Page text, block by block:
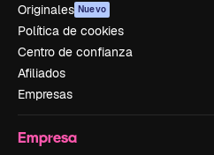
Originales Nuevo
Política de cookies
Centro de confianza
Afiliados
Empresas
Empresa